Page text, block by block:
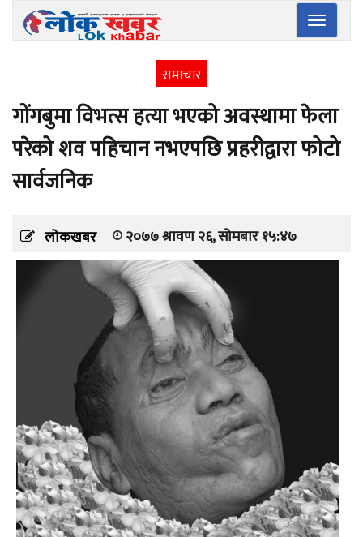
Toggle
समाचार
गोंगबुमा विभत्स हत्या भएको अवस्थामा फेला
परेको शव पहिचान नभएपछि प्रहरीद्वारा फोटो
सार्वजनिक
लोकखबर २०७७ श्रावण २६, सोमबार १५:४७